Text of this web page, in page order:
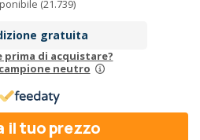
(21.739)
gratuita
prima di acquistare?
neutro
il tuo prezzo